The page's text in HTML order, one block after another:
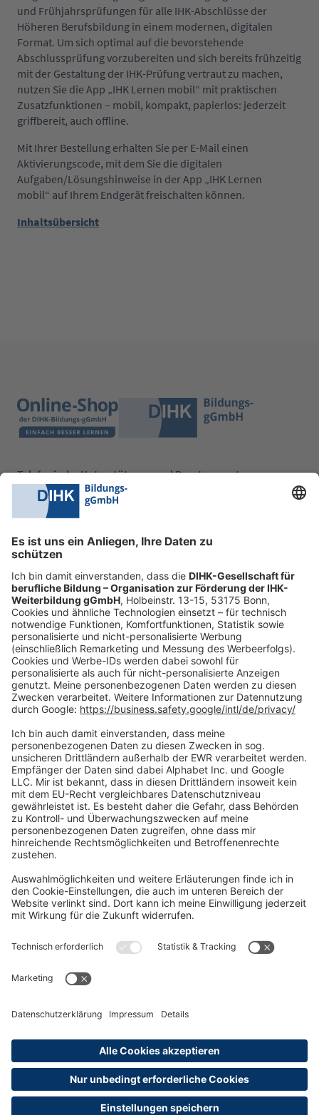
und Frühjahrsprüfungen für alle IHK-Abschlüsse der
Höheren Berufsbildung in einem modernen, digitalen
Format. Um sich optimal auf die bevorstehende
Abschlussprüfung vorzubereiten und sich bereits frühzeitig
mit der Gestaltung der IHK-Prüfung vertraut zu machen,
nutzen Sie die App „IHK Lernen mobil“ mit praktischen
Zusatzfunktionen – mobil, kompakt, papierlos: jederzeit
griffbereit, auch offline.
Mit Ihrer Bestellung erhalten Sie per E-Mail einen
Aktivierungscode, mit dem Sie die digitalen
Aufgaben/Lösungshinweise in der App „IHK Lernen
mobil“ auf Ihrem Endgerät freischalten können.
Inhaltsübersicht
Telefonische Unterstützung und Beratung unter:
0228 6205 205
Fr.:
09:00-14:00 Uhr
shop@dihk-bildung.shop
Vertrag widerrufen
Zahlungsarten
Social Media
Oft Gesucht
Rund um die Prüfung
Datenschutzerklärung
Widerrufsrecht
Versandinformationen
Erklärung zur Barrierefreiheit
Abonnements hier kündigen
Cookie-Einstellungen